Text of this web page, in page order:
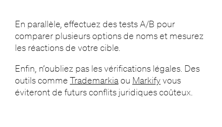
En parallèle, effectuez des tests A/B pour
comparer plusieurs options de noms et mesurez
les réactions de votre cible.
Enfin, n’oubliez pas les vérifications légales. Des
outils comme Trademarkia ou Markifyvous
éviteront de futurs conflits juridiques coûteux.